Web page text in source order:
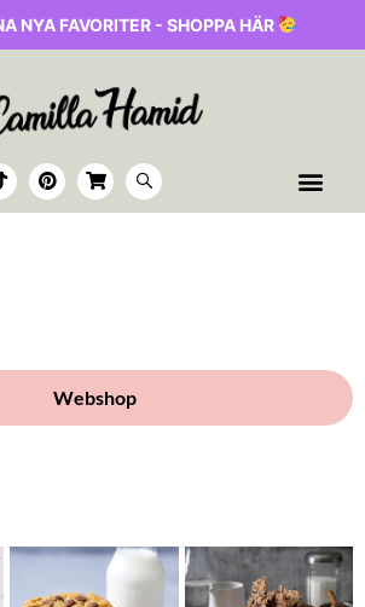
NYA FAVORITER - SHOPPA HÄR
Webshop